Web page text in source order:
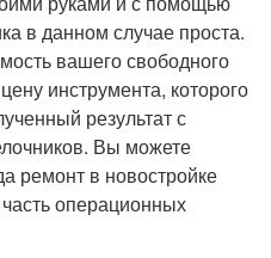
в данном случае проста.
вашего свободного
инструмента, которого
результат с
Вы можете
ремонт в новостройке
операционных